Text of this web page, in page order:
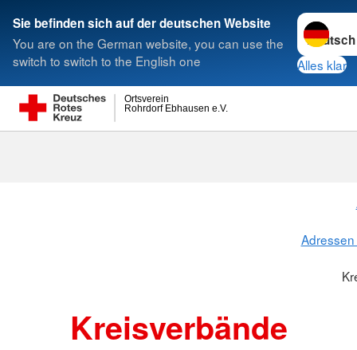
Sie befinden sich auf der deutschen Website
You are on the German website, you can use the
switch to switch to the English one
Sprache
Alles klar
Rohrdorf Ebhausen e.V.
Ortsverein
Suche
Kreisverbände